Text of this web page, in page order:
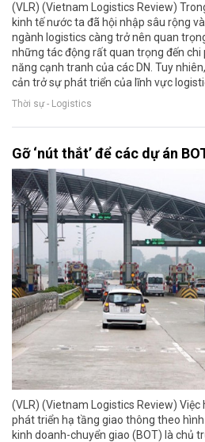
(VLR) (Vietnam Logistics Review)
kinh tế nước ta đã hội nhập sâu rộng
ngành logistics càng trở nên quan
những tác động rất quan trọng đến chi
năng cạnh tranh của các DN. Tuy
cản trở sự phát triển của lĩnh vực
Thời sự - Logistics
Gỡ ‘nút thắt’ để các dự án
(VLR) (Vietnam Logistics Review)
phát triển hạ tầng giao thông theo
kinh doanh-chuyển giao (BOT) là chủ